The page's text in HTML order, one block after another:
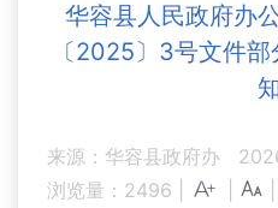
华容县人民政府办
〔2025〕3号文件
知
来源：华容县政府办
浏览量： 2496